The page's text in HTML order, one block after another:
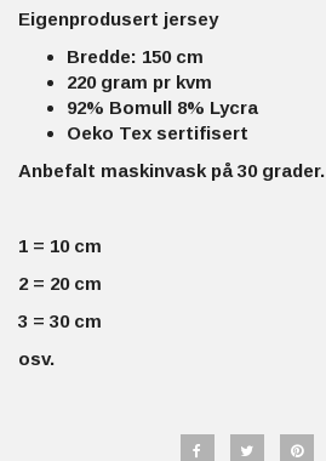
Eigenprodusert jersey
Bredde: 150 cm
220 gram pr kvm
92% Bomull 8% Lycra
Oeko Tex sertifisert
Anbefalt maskinvask på 30 grader.
1 = 10 cm
2 = 20 cm
3 = 30 cm
osv.